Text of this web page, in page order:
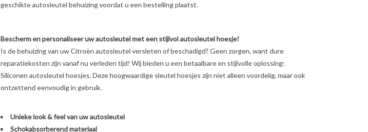
geschikte autosleutel behuizing voordat u een bestelling plaatst.
Bescherm en personaliseer uw autosleutel met een stijlvol autosleutel hoesje!
Is de behuizing van uw Citroën autosleutel versleten of beschadigd? Geen zorgen, want dure
reparatiekosten zijn vanaf nu verleden tijd! Wij bieden u een betaalbare en stijlvolle oplossing:
Siliconen autosleutel hoesjes. Deze hoogwaardige sleutel hoesjes zijn niet alleen voordelig, maar ook
ontzettend eenvoudig in gebruik.
Unieke look & feel van uw autosleutel
Schokabsorberend materiaal